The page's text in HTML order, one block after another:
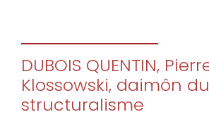
DUBOIS QUENTIN,
Klossowski, daimôn
structuralisme